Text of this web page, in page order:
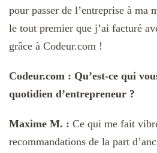
pour passer de l’entreprise à ma
le tout premier que j’ai facturé
grâce à Codeur.com !
Codeur.com : Qu’est-ce qui
quotidien d’entrepreneur ?
Maxime M. : Ce qui me fait
recommandations de la part